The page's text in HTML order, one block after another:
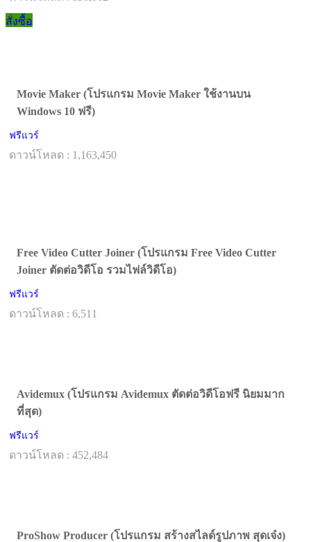
สั่งซื้อ
Movie Maker (โปรแกรม Movie Maker ใช้งานบน
Windows 10 ฟรี)
ฟรีแวร์
ดาวน์โหลด : 1,163,450
Free Video Cutter Joiner (โปรแกรม Free Video Cutter
Joiner ตัดต่อวิดีโอ รวมไฟล์วิดีโอ)
ฟรีแวร์
ดาวน์โหลด : 6,511
Avidemux (โปรแกรม Avidemux ตัดต่อวิดีโอฟรี นิยมมาก
ที่สุด)
ฟรีแวร์
ดาวน์โหลด : 452,484
ProShow Producer (โปรแกรม สร้างสไลด์รูปภาพ สุดเจ๋ง)